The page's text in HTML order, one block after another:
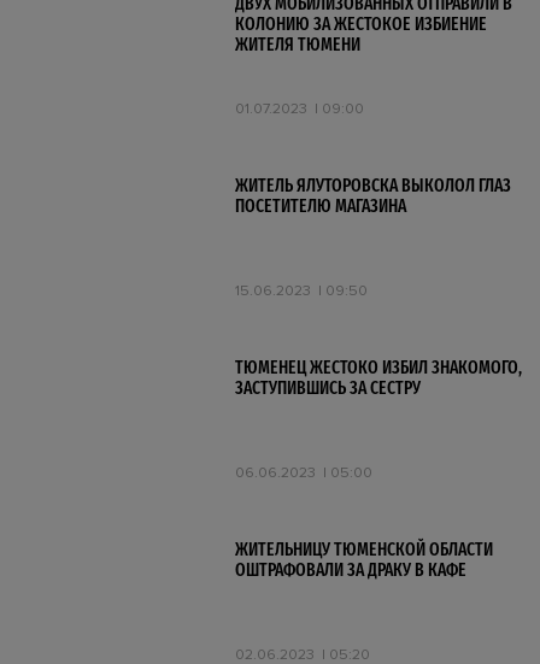
КОЛОНИЮ ЗА ЖЕСТОКОЕ ИЗБИЕНИЕ
ЖИТЕЛЯ ТЮМЕНИ
01.07.2023 09:00
ЖИТЕЛЬ ЯЛУТОРОВСКА ВЫКОЛОЛ ГЛАЗ
ПОСЕТИТЕЛЮ МАГАЗИНА
15.06.2023 09:50
ТЮМЕНЕЦ ЖЕСТОКО ИЗБИЛ ЗНАКОМОГО,
ЗАСТУПИВШИСЬ ЗА СЕСТРУ
06.06.2023 05:00
ЖИТЕЛЬНИЦУ ТЮМЕНСКОЙ ОБЛАСТИ
ОШТРАФОВАЛИ ЗА ДРАКУ В КАФЕ
02.06.2023 05:20